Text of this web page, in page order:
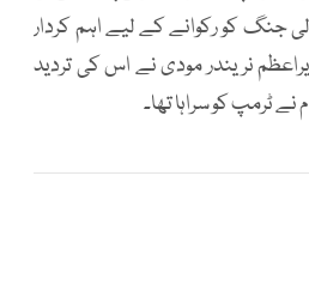
جنگ کو رکوانے کے لیے اہم کردار
نریندر مودی نے اس کی تردید
ٹرمپ کو سراہا تھا۔